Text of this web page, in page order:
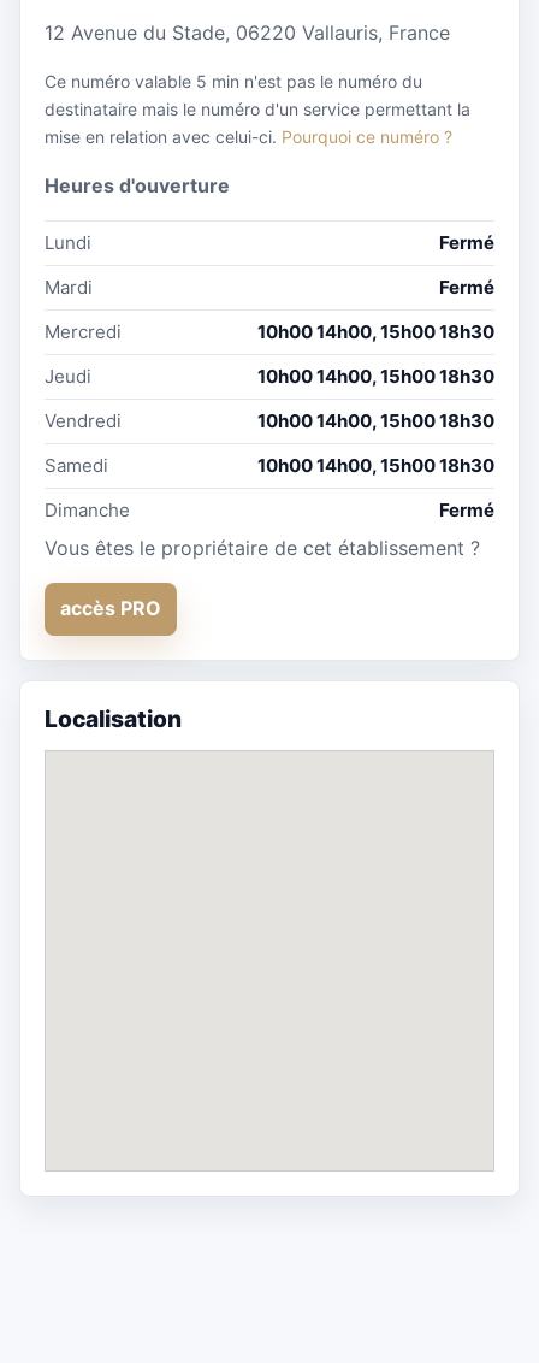
12 Avenue du Stade, 06220 Vallauris, France
Ce numéro valable 5 min n'est pas le numéro du
destinataire mais le numéro d'un service permettant la
mise en relation avec celui-ci. Pourquoi ce numéro ?
Heures d'ouverture
Lundi
Fermé
Mardi
Fermé
Mercredi
10h00 14h00, 15h00 18h30
Jeudi
10h00 14h00, 15h00 18h30
Vendredi
10h00 14h00, 15h00 18h30
Samedi
10h00 14h00, 15h00 18h30
Dimanche
Fermé
Vous êtes le propriétaire de cet établissement ?
accès PRO
Localisation